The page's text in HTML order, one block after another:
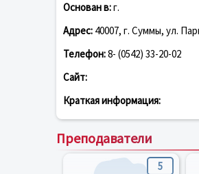
Основан в:г.
Адрес: 40007, г. Суммы, ул.
Телефон:8- (0542) 33-20-02
Сайт:
Краткая информация:
Преподаватели
5